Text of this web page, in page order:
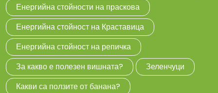
Енергийна стойности на праскова
Енергийна стойност на Краставица
Енергийна стойност на репичка
За какво е полезен вишната?
Зеленчуци
Какви са ползите от банана?